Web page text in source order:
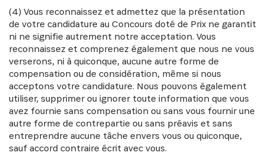
INSCRIVEZ-VOUS À NOTRE
NEWSLETTER
Recevez les dernières informations sur l'Africa
Netpreneur Prize Initiative, nos héros et nos
partenaires
(4) Vous reconnaissez et admettez que la présentation
de votre candidature au Concours doté de Prix ne garantit
ni ne signifie autrement notre acceptation. Vous
reconnaissez et comprenez également que nous ne vous
verserons, ni à quiconque, aucune autre forme de
compensation ou de considération, même si nous
acceptons votre candidature. Nous pouvons également
utiliser, supprimer ou ignorer toute information que vous
avez fournie sans compensation ou sans vous fournir une
autre forme de contrepartie ou sans préavis et sans
entreprendre aucune tâche envers vous ou quiconque,
sauf accord contraire écrit avec vous.